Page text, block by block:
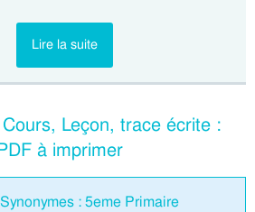
Lire la suite
Leçon, trace écrite :
à imprimer
: 5eme Primaire